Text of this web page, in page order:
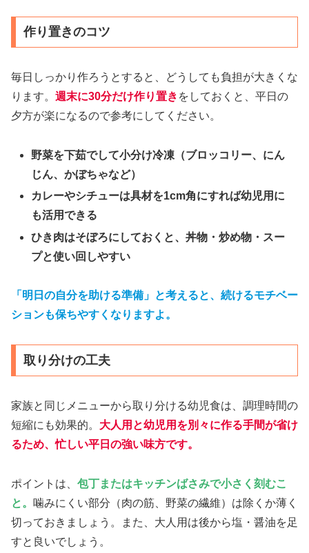
作り置きのコツ
毎日しっかり作ろうとすると、どうしても負担が大きくな
ります。 週末に30分だけ作り置き をしておくと、平日の
夕方が楽になるので参考にしてください。
野菜を下茹でして小分け冷凍（ブロッコリー、にん
じん、かぼちゃなど）
カレーやシチューは具材を1cm角にすれば幼児用に
も活用できる
ひき肉はそぼろにしておくと、丼物・炒め物・スー
プと使い回しやすい
「明日の自分を助ける準備」と考えると、続けるモチベー
ションも保ちやすくなりますよ。
取り分けの工夫
家族と同じメニューから取り分ける幼児食は、調理時間の
短縮にも効果的。 大人用と幼児用を別々に作る手間が省け
るため、忙しい平日の強い味方です。
ポイントは、 包丁またはキッチンばさみで小さく刻むこ
と。
噛みにくい部分（肉の筋、野菜の繊維）は除くか薄く
切っておきましょう。また、大人用は後から塩・醤油を足
すと良いでしょう。